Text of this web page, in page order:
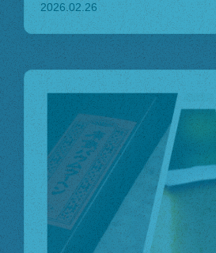
2026.02.26